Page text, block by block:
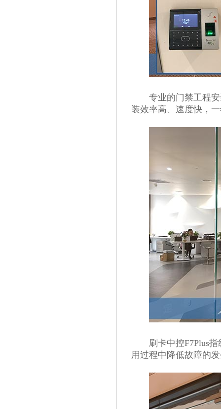
专业的门禁工程安
装效率高、速度快，
刷卡中控F7Plus指
用过程中降低故障的